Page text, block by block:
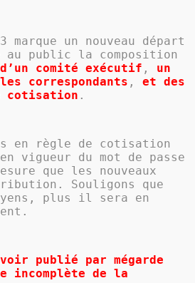
un nouveau départ
au public la composition
d’un comité exécutif , un
correspondants , et des
cotisation .
en règle de cotisation
vigueur du mot de passe
que les nouveaux
Souligons que
plus il sera en
publié par mégarde
de la